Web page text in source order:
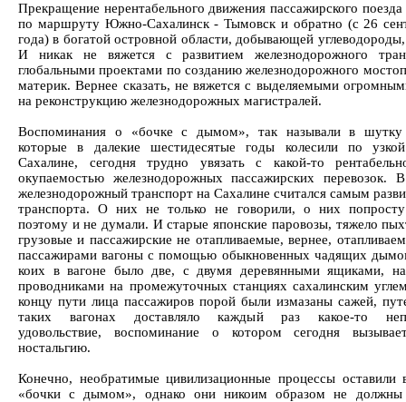
Прекращение нерентабельного движения пассажирского
по маршруту Южно-Сахалинск - Тымовск и обратно (с 26
года) в богатой островной области, добывающей углеводороды,
И никак не вяжется с развитием железнодорожного
глобальными проектами по созданию железнодорожного
материк. Вернее сказать, не вяжется с выделяемыми
на реконструкцию железнодорожных магистралей.
Воспоминания о «бочке с дымом», так называли в шутку
которые в далекие шестидесятые годы колесили по
Сахалине, сегодня трудно увязать с какой-то
окупаемостью железнодорожных пассажирских перевозок.
железнодорожный транспорт на Сахалине считался самым
транспорта. О них не только не говорили, о них
поэтому и не думали. И старые японские паровозы, тяжело
грузовые и пассажирские не отапливаемые, вернее,
пассажирами вагоны с помощью обыкновенных чадящих
коих в вагоне было две, с двумя деревянными ящиками,
проводниками на промежуточных станциях сахалинским
концу пути лица пассажиров порой были измазаны сажей,
таких вагонах доставляло каждый раз какое-то
удовольствие, воспоминание о котором сегодня
ностальгию.
Конечно, необратимые цивилизационные процессы
«бочки с дымом», однако они никоим образом не должны